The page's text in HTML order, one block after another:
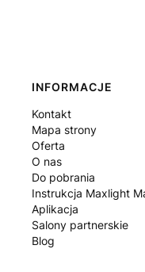
INFORMACJE
Kontakt
Mapa strony
Oferta
O nas
Do pobrania
Instrukcja Maxlight
Aplikacja
Salony partnerskie
Blog